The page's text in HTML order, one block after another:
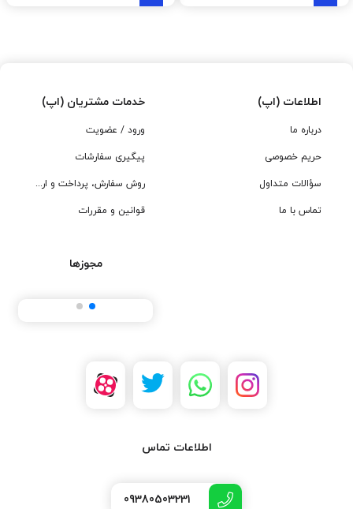
اطلاعات (اپ)
درباره ما
حریم خصوصی
سؤالات متداول
تماس با ما
خدمات مشتریان (اپ)
ورود / عضویت
پیگیری سفارشات
روش سفارش، پرداخت و ارسال
قوانین و مقررات
مجوزها
اطلاعات تماس
09380503231